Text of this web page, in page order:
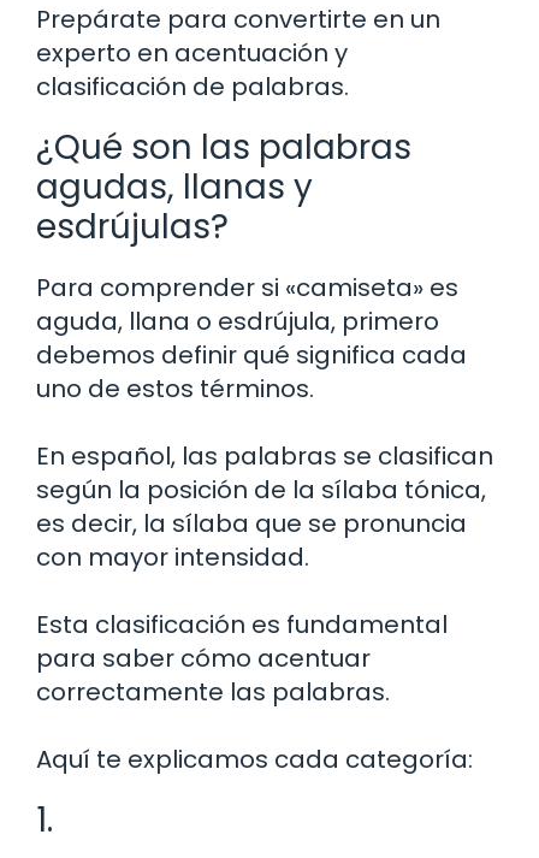
Prepárate para convertirte en un
experto en acentuación y
clasificación de palabras.
¿Qué son las palabras
agudas, llanas y
esdrújulas?
Para comprender si «camiseta» es
aguda, llana o esdrújula, primero
debemos definir qué significa cada
uno de estos términos.
En español, las palabras se clasifican
según la posición de la sílaba tónica,
es decir, la sílaba que se pronuncia
con mayor intensidad.
Esta clasificación es fundamental
para saber cómo acentuar
correctamente las palabras.
Aquí te explicamos cada categoría:
1.